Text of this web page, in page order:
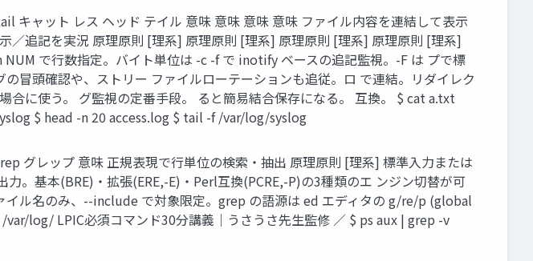
ャット レス ヘッド テイル 意味 意味 意味 意味 ファイル内容を連結して表示
／追記を実況 原理原則 [理系] 原理原則 [理系] 原理原則 [理系] 原理原則 [理系]
で行数指定。バイト単位は -c -f で inotify ベースの追記監視。-F は プで標
冒頭確認や、ストリー ファイルローテーションも追従。ロ で連結。リダイレク
に使う。 グ監視の定番手段。 ると簡易結合保存になる。 互換。 $ cat a.txt
$ head -n 20 access.log $ tail -f /var/log/syslog
グレップ 意味 正規表現で行単位の検索・抽出 原理原則 [理系] 標準入力または
。基本(BRE)・拡張(ERE,-E)・Perl互換(PCRE,-P)の3種類のエ ンジン切替が可
ル名のみ、--include で対象限定。grep の語源は ed エディタの g/re/p (global
log/ LPIC必須コマンド30分講義｜うさうさ先生監修 ／ $ ps aux | grep -v